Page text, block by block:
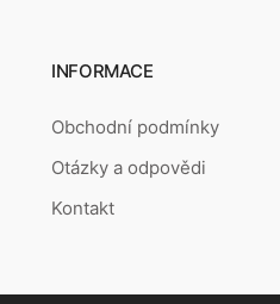
INFORMACE
Obchodní podmínky
Otázky a odpovědi
Kontakt